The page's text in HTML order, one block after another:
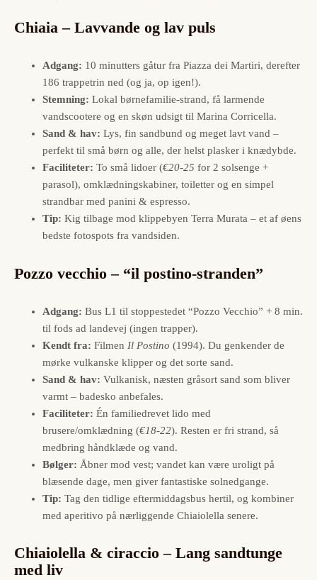
Chiaia – Lavvande og lav puls
Adgang: 10 minutters gåtur fra Piazza dei Martiri, derefter
186 trappetrin ned (og ja, op igen!).
Stemning: Lokal børnefamilie-strand, få larmende
vandscootere og en skøn udsigt til Marina Corricella.
Sand & hav: Lys, fin sandbund og meget lavt vand –
perfekt til små børn og alle, der helst plasker i knædybde.
Faciliteter: To små lidoer (€20-25 for 2 solsenge +
parasol), omklædningskabiner, toiletter og en simpel
strandbar med panini & espresso.
Tip: Kig tilbage mod klippebyen Terra Murata – et af øens
bedste fotospots fra vandsiden.
Pozzo vecchio – “il postino-stranden”
Adgang: Bus L1 til stoppestedet “Pozzo Vecchio” + 8 min.
til fods ad landevej (ingen trapper).
Kendt fra: Filmen Il Postino (1994). Du genkender de
mørke vulkanske klipper og det sorte sand.
Sand & hav: Vulkanisk, næsten gråsort sand som bliver
varmt – badesko anbefales.
Faciliteter: Én familiedrevet lido med
brusere/omklædning (€18-22). Resten er fri strand, så
medbring håndklæde og vand.
Bølger: Åbner mod vest; vandet kan være uroligt på
blæsende dage, men giver fantastiske solnedgange.
Tip: Tag den tidlige eftermiddagsbus hertil, og kombiner
med aperitivo på nærliggende Chiaiolella senere.
Chiaiolella & ciraccio – Lang sandtunge
med liv